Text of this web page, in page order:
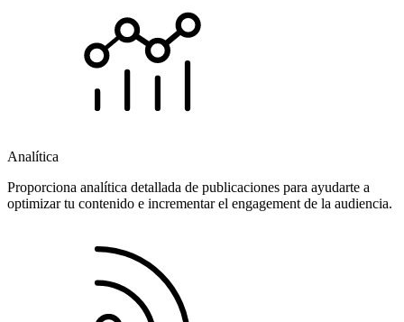
Analítica
Proporciona analítica detallada de publicaciones para ayudarte a
optimizar tu contenido e incrementar el engagement de la audiencia.